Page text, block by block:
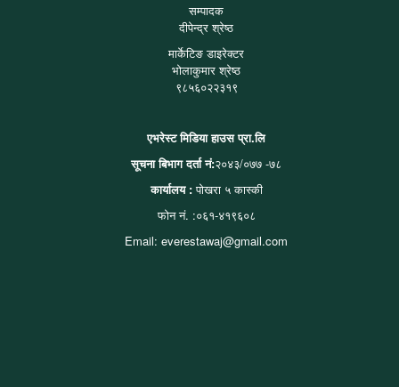
सम्पादक
दीपेन्द्र श्रेष्ठ
मार्केटिङ डाइरेक्टर
भोलाकुमार श्रेष्ठ
९८५६०२२३१९
एभरेस्ट मिडिया हाउस प्रा.लि
सूचना बिभाग दर्ता नं:२०४३/०७७ -७८
कार्यालय :पोखरा ५ कास्की
फोन नं. :०६१-४१९६०८
Email: everestawaj@gmail.com